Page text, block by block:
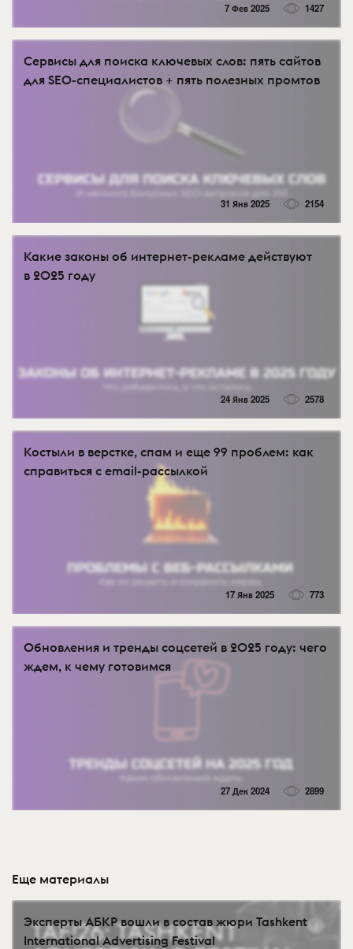
7 Фев 2025 1427
Сервисы для поиска ключевых слов: пять сайтов
для SEO-специалистов + пять полезных промтов
31 Янв 2025 2154
Какие законы об интернет-рекламе действуют
в 2025 году
24 Янв 2025 2578
Костыли в верстке, спам и еще 99 проблем: как
справиться с email-рассылкой
17 Янв 2025 773
Обновления и тренды соцсетей в 2025 году: чего
ждем, к чему готовимся
27 Дек 2024 2899
Еще материалы
Эксперты АБКР вошли в состав жюри Tashkent
International Advertising Festival